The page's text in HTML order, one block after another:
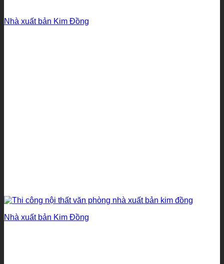
Nhà xuất bản Kim Đồng
Nhà xuất bản Kim Đồng